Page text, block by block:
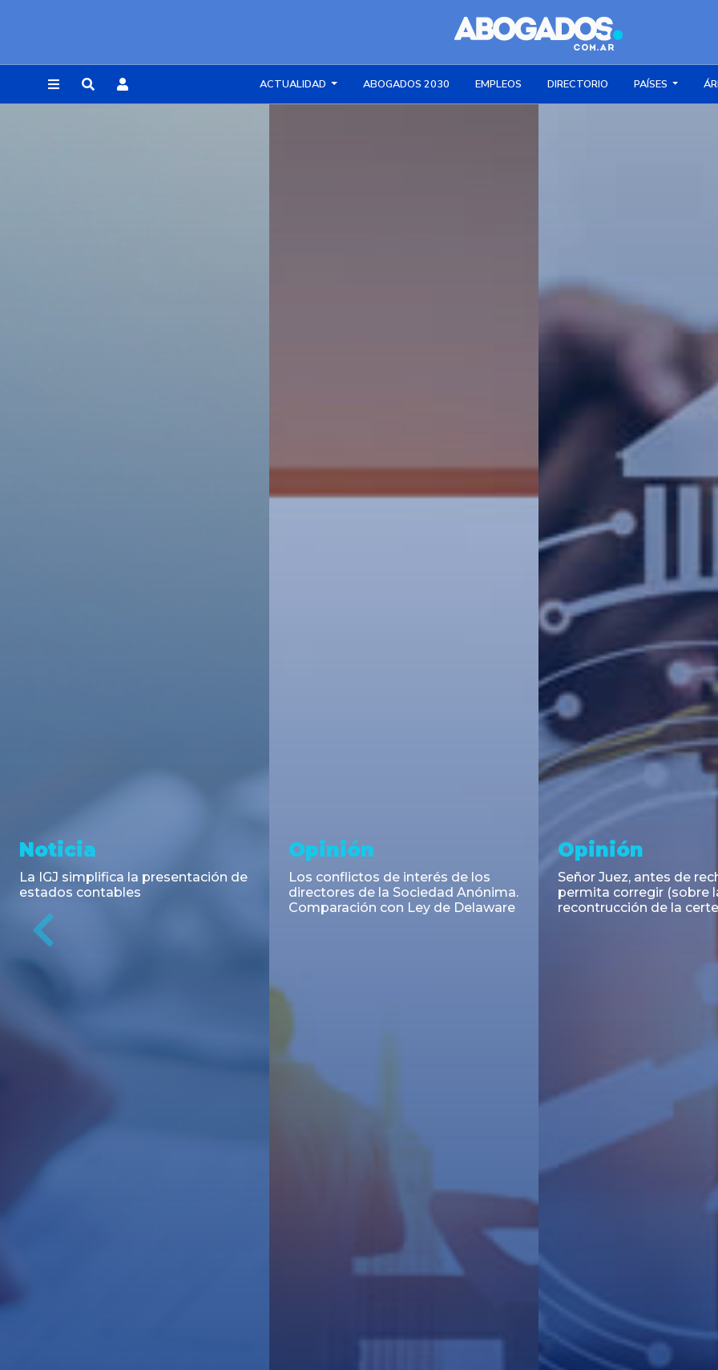
ACTUALIDAD ABOGADOS 2030 EMPLEOS DIRECTORIO PAÍSES
Asesoramiento y
Transacciones
DLA Piper Argentina y Bruchou &
Funes de Rioja asesoraron en la
emisión de Títulos de Deuda
Pública Adicionales de la Provincia
Asesoramiento y
Transacciones
TCA Tanoira Cassagne asesoró en
la emisión de las Obligaciones
Noticia
El INAES unifica y
régimen informativo
cooperativas y mutuales
Previous